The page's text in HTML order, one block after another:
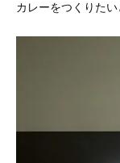
カレーをつくりた